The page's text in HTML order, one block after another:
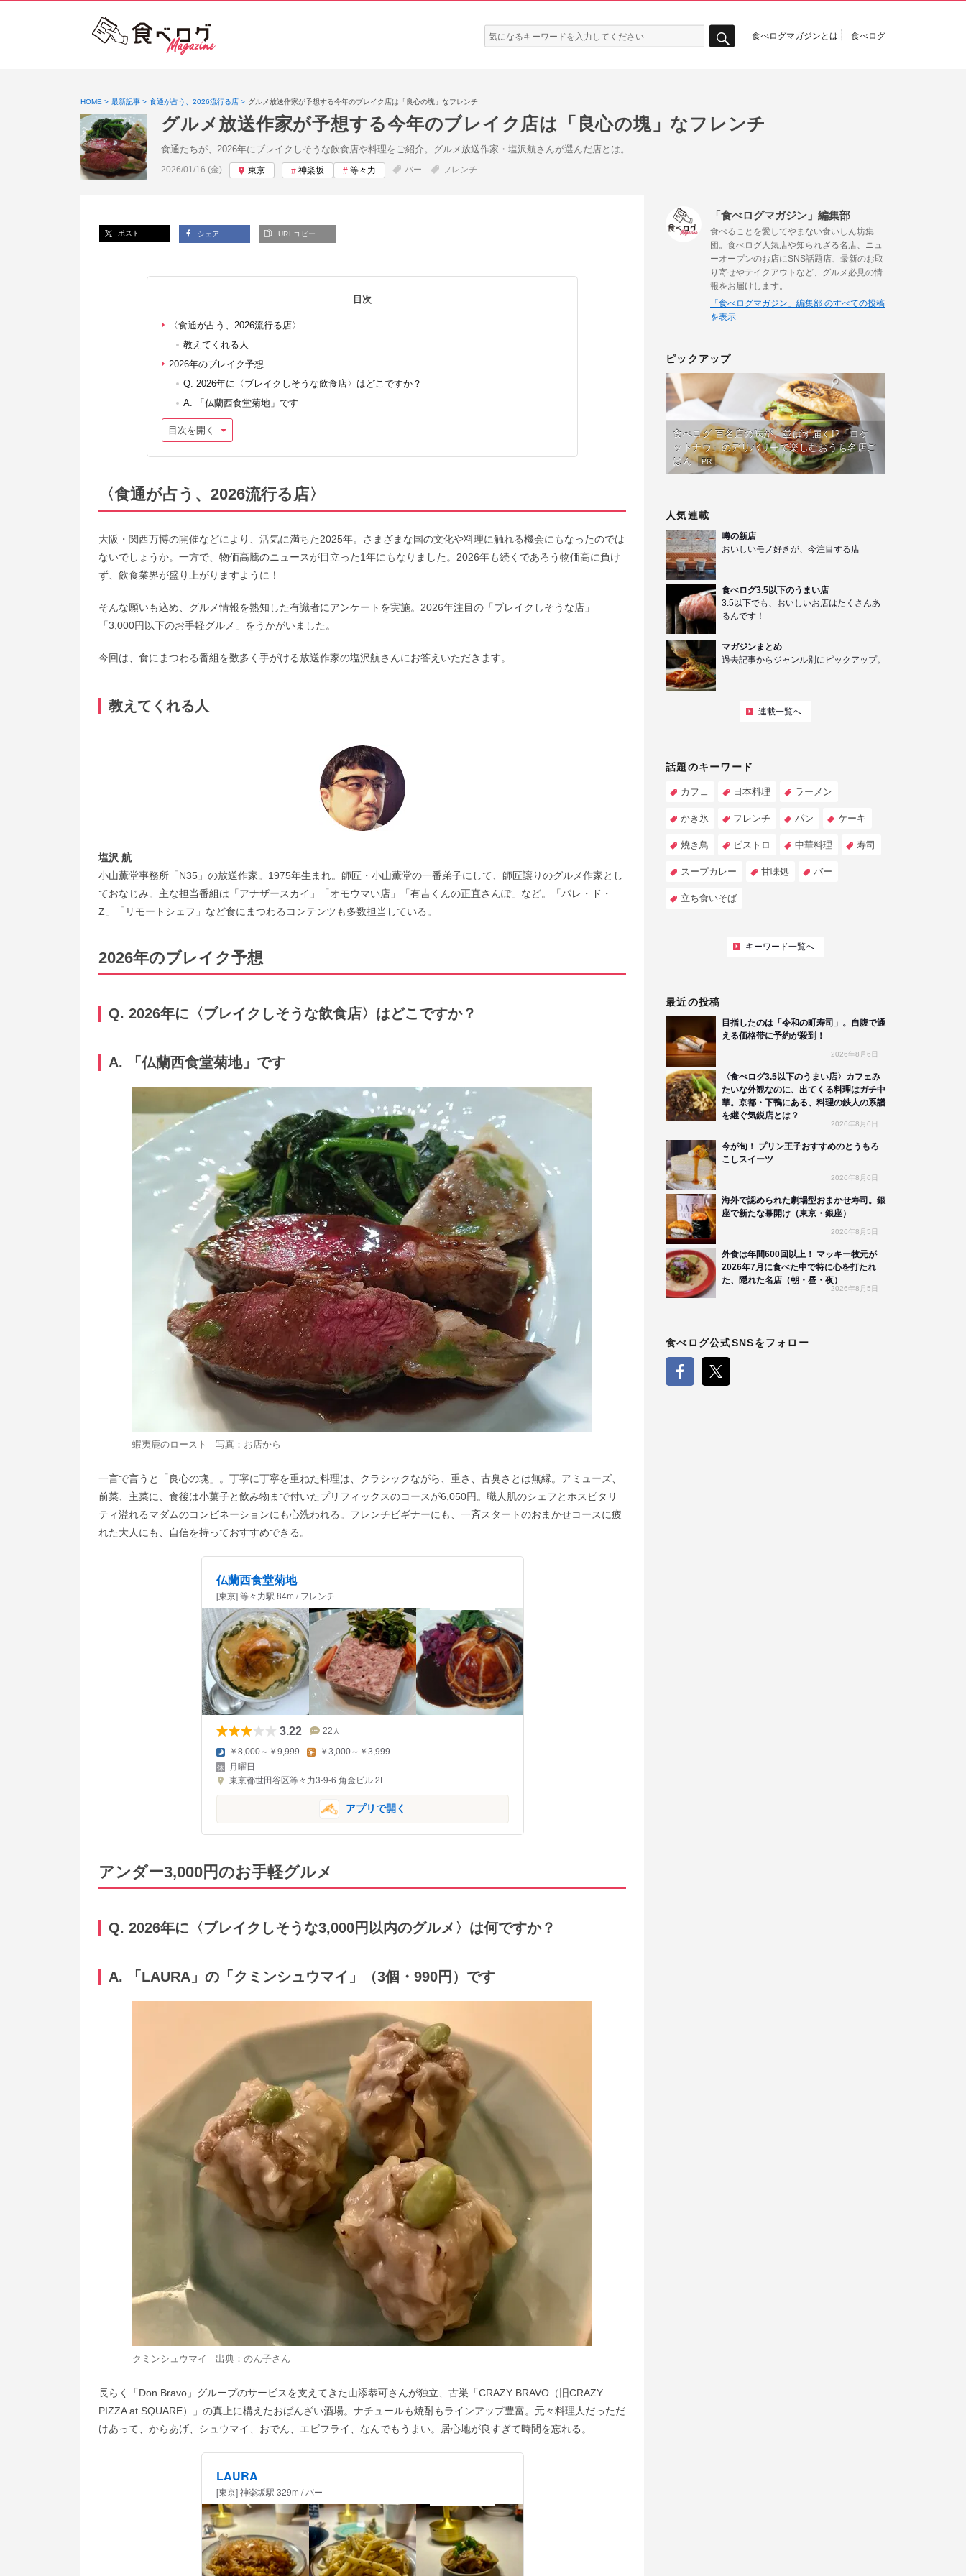
検
索:
食べログマガジンとは 食べログ
HOME 最新記事 食通が占う、2026流行る店 グルメ放送作家が予想する今年のブレイク店は「良心の塊」なフレンチ
グルメ放送作家が予想する今年のブレイク店は「良心の塊」なフレンチ
食通たちが、2026年にブレイクしそうな飲食店や料理をご紹介。グルメ放送作家・塩沢航さんが選んだ店とは。
投稿日:
2026/01/16 (金) 東京 神楽坂 等々力 バー フレンチ
ポスト シェア URLコピー
目次
〈食通が占う、2026流行る店〉
教えてくれる人
2026年のブレイク予想
Q. 2026年に〈ブレイクしそうな飲食店〉はどこですか？
A. 「仏蘭西食堂菊地」です
目次を開く
〈食通が占う、2026流行る店〉
大阪・関西万博の開催などにより、活気に満ちた2025年。さまざまな国の文化や料理に触れる機会にもなったのでは
ないでしょうか。一方で、物価高騰のニュースが目立った1年にもなりました。2026年も続くであろう物価高に負け
ず、飲食業界が盛り上がりますように！
そんな願いも込め、グルメ情報を熟知した有識者にアンケートを実施。2026年注目の「ブレイクしそうな店」
「3,000円以下のお手軽グルメ」をうかがいました。
今回は、食にまつわる番組を数多く手がける放送作家の塩沢航さんにお答えいただきます。
教えてくれる人
塩沢 航
小山薫堂事務所「N35」の放送作家。1975年生まれ。師匠・小山薫堂の一番弟子にして、師匠譲りのグルメ作家とし
ておなじみ。主な担当番組は「アナザースカイ」「オモウマい店」「有吉くんの正直さんぽ」など。「パレ・ド・
Z」「リモートシェフ」など食にまつわるコンテンツも多数担当している。
2026年のブレイク予想
Q. 2026年に〈ブレイクしそうな飲食店〉はどこですか？
A. 「仏蘭西食堂菊地」です
蝦夷鹿のロースト 写真：お店から
一言で言うと「良心の塊」。丁寧に丁寧を重ねた料理は、クラシックながら、重さ、古臭さとは無縁。アミューズ、
前菜、主菜に、食後は小菓子と飲み物まで付いたプリフィックスのコースが6,050円。職人肌のシェフとホスピタリ
ティ溢れるマダムのコンビネーションにも心洗われる。フレンチビギナーにも、一斉スタートのおまかせコースに疲
れた大人にも、自信を持っておすすめできる。
仏蘭西食堂菊地
[東京] 等々力駅 84m / フレンチ
3.22 22 人
￥8,000～￥9,999 ￥3,000～￥3,999
月曜日
東京都世田谷区等々力3-9-6 角金ビル 2F
アプリで開く
アンダー3,000円のお手軽グルメ
Q. 2026年に〈ブレイクしそうな3,000円以内のグルメ〉は何ですか？
A. 「LAURA」の「クミンシュウマイ」（3個・990円）です
クミンシュウマイ 出典： のん子さん
長らく「Don Bravo」グループのサービスを支えてきた山添恭可さんが独立、古巣「CRAZY BRAVO（旧CRAZY
PIZZA at SQUARE）」の真上に構えたおばんざい酒場。ナチュールも焼酎もラインアップ豊富。元々料理人だっただ
けあって、からあげ、シュウマイ、おでん、エビフライ、なんでもうまい。居心地が良すぎて時間を忘れる。
LAURA
[東京] 神楽坂駅 329m / バー
「食べログマガジン」編集部
食べることを愛してやまない食いしん坊集
団。食べログ人気店や知られざる名店、ニュ
ーオープンのお店にSNS話題店、最新のお取
り寄せやテイクアウトなど、グルメ必見の情
報をお届けします。
「食べログマガジン」編集部 のすべての投稿
を表示
ピックアップ
食べログ 百名店の味が、並ばず届く!?「ロケ
ットナウ」のデリバリーで楽しむおうち名店ご
はん
PR
人気連載
噂の新店
おいしいモノ好きが、今注目する店
食べログ3.5以下のうまい店
3.5以下でも、おいしいお店はたくさんあ
るんです！
マガジンまとめ
過去記事からジャンル別にピックアップ。
連載一覧へ
話題のキーワード
カフェ 日本料理 ラーメン
かき氷 フレンチ パン ケーキ
焼き鳥 ビストロ 中華料理 寿司
スープカレー 甘味処 バー
立ち食いそば
キーワード一覧へ
最近の投稿
目指したのは「令和の町寿司」。自腹で通
える価格帯に予約が殺到！
2026年8月6日
〈食べログ3.5以下のうまい店〉カフェみ
たいな外観なのに、出てくる料理はガチ中
華。京都・下鴨にある、料理の鉄人の系譜
を継ぐ気鋭店とは？
2026年8月6日
今が旬！ プリン王子おすすめのとうもろ
こしスイーツ
2026年8月6日
海外で認められた劇場型おまかせ寿司。銀
座で新たな幕開け（東京・銀座）
2026年8月5日
外食は年間600回以上！ マッキー牧元が
2026年7月に食べた中で特に心を打たれ
た、隠れた名店（朝・昼・夜）
2026年8月5日
食べログ公式SNSをフォロー